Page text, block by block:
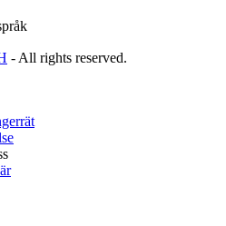
- All rights reserved.